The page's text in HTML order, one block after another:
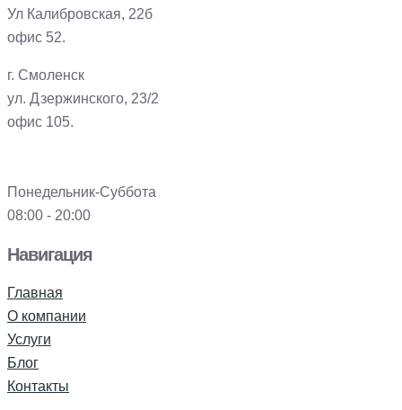
Ул Калибровская, 22б
офис 52.
г. Смоленск
ул. Дзержинского, 23/2
офис 105.
Понедельник-Суббота
08:00 - 20:00
Навигация
Главная
О компании
Услуги
Блог
Контакты